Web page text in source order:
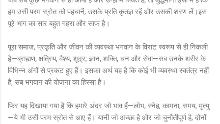
हम उसी परम स्रोत को पहचानें, उसके प्रति कृतज्ञ रहें और उसकी शरण लें।इस
पूरे भाग का सार बहुत गहरा और साफ है।
पूरा समाज, प्रकृति और जीवन की व्यवस्था भगवान के विराट स्वरूप से ही निकली
है—ब्राह्मण, क्षत्रिय, वैश्य, शूद्र; ज्ञान, शक्ति, धन और सेवा—सब उनके शरीर के
विभिन्न अंगों से प्रकट हुए हैं। इसका अर्थ यह है कि कोई भी व्यवस्था स्वतंत्र नहीं
है, सब भगवान की योजना का हिस्सा है।
फिर यह दिखाया गया है कि हमारे अंदर जो भाव हैं—लोभ, स्नेह, कामना, समय, मृत्यु
—ये भी उसी परम स्रोत से आए हैं। यानी जो अच्छा है और जो चुनौतीपूर्ण है, दोनों